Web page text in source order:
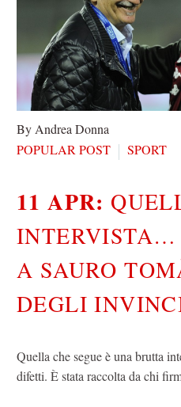
By Andrea Donna
POPULAR POST
SPORT
11 APR:
INTERVISTA…
A SAURO
DEGLI
Quella che segue è una brutta
difetti. È stata raccolta da chi